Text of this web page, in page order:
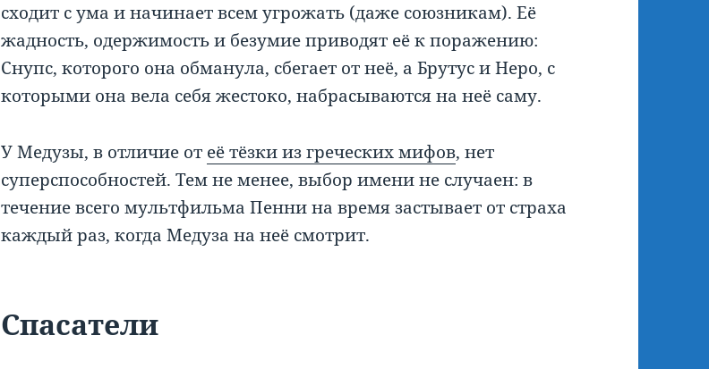
сходит с ума и начинает всем угрожать (даже союзникам). Её
жадность, одержимость и безумие приводят её к поражению:
Снупс, которого она обманула, сбегает от неё, а Брутус и Неро, с
которыми она вела себя жестоко, набрасываются на неё саму.
У Медузы, в отличие от её тёзки из греческих мифов, нет
суперспособностей. Тем не менее, выбор имени не случаен: в
течение всего мультфильма Пенни на время застывает от страха
каждый раз, когда Медуза на неё смотрит.
Спасатели